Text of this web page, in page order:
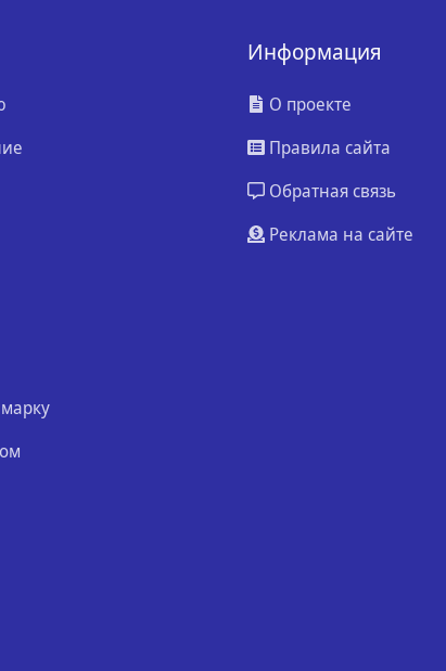
Информация
О проекте
Правила сайта
Обратная связь
Реклама на сайте